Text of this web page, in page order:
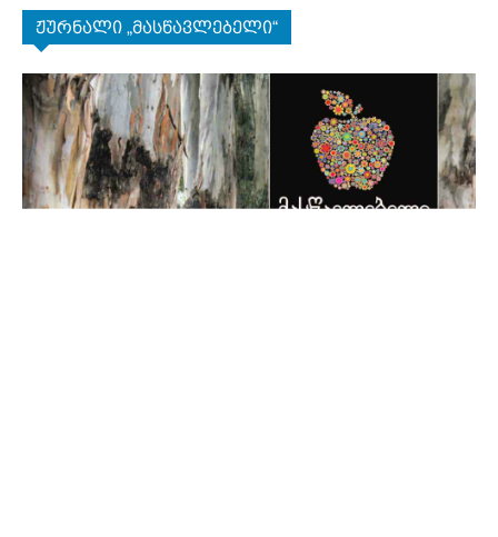
ჟურნალი „მასწავლებელი“